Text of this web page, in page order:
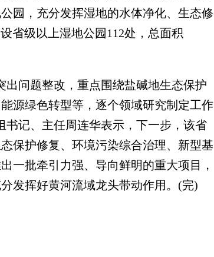
园，充分发挥湿地的水体净化、生态修
省级以上湿地公园112处，总面积
问题整改，重点围绕盐碱地生态保护
源绿色转型等，逐个领域研究制定工作
书记、主任周连华表示，下一步，该省
保护修复、环境污染综合治理、新型基
一批牵引力强、导向鲜明的重大项目，
发挥好黄河流域龙头带动作用。(完)